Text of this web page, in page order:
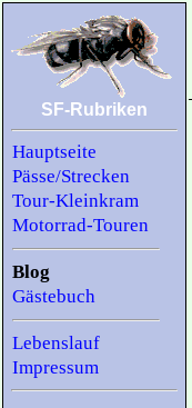
SF-Rubriken
Hauptseite
Pässe/Strecken
Tour-Kleinkram
Motorrad-Touren
Blog
Gästebuch
Lebenslauf
Impressum